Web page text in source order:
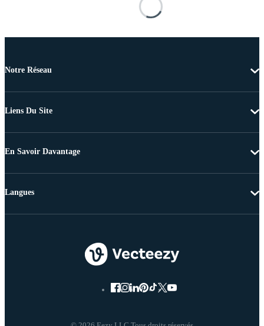
Notre Réseau
Liens Du Site
En Savoir Davantage
Langues